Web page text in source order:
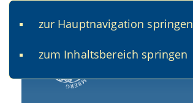
zur Hauptnavigation springen
zum Inhaltsbereich springen